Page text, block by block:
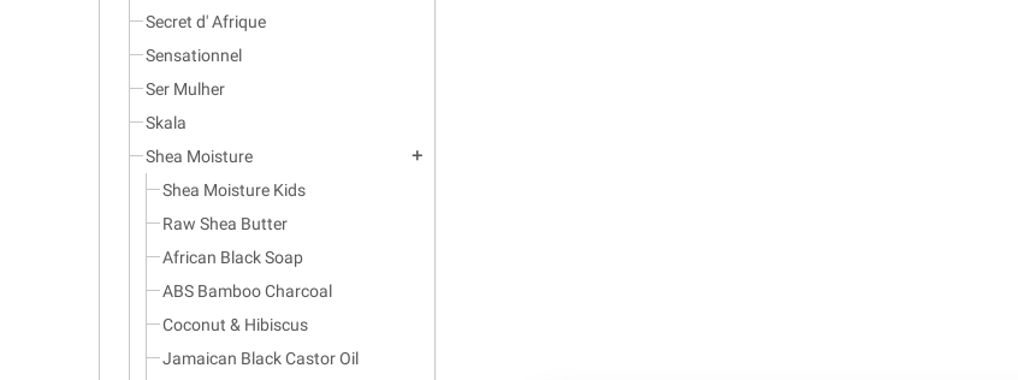
Secret d' Afrique
Sensationnel
Ser Mulher
Skala
Shea Moisture
add
Shea Moisture Kids
Raw Shea Butter
African Black Soap
ABS Bamboo Charcoal
Coconut & Hibiscus
Jamaican Black Castor Oil